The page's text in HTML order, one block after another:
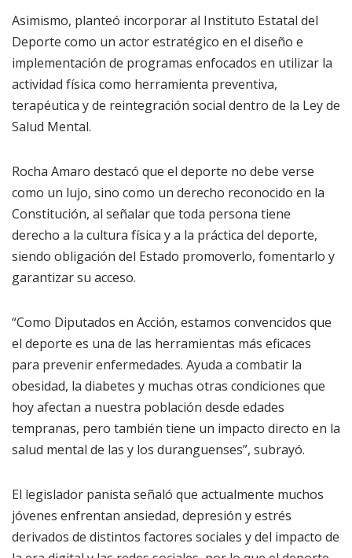
Asimismo, planteó incorporar al Instituto Estatal del
Deporte como un actor estratégico en el diseño e
implementación de programas enfocados en utilizar la
actividad física como herramienta preventiva,
terapéutica y de reintegración social dentro de la Ley de
Salud Mental.
Rocha Amaro destacó que el deporte no debe verse
como un lujo, sino como un derecho reconocido en la
Constitución, al señalar que toda persona tiene
derecho a la cultura física y a la práctica del deporte,
siendo obligación del Estado promoverlo, fomentarlo y
garantizar su acceso.
“Como Diputados en Acción, estamos convencidos que
el deporte es una de las herramientas más eficaces
para prevenir enfermedades. Ayuda a combatir la
obesidad, la diabetes y muchas otras condiciones que
hoy afectan a nuestra población desde edades
tempranas, pero también tiene un impacto directo en la
salud mental de las y los duranguenses”, subrayó.
El legislador panista señaló que actualmente muchos
jóvenes enfrentan ansiedad, depresión y estrés
derivados de distintos factores sociales y del impacto de